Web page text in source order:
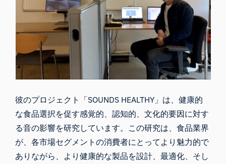
彼のプロジェクト「SOUNDS HEALTHY 」は、健康的
な食品選択を促す感覚的、認知的、文化的要因に対す
る音の影響を研究しています。この研究は、食品業界
が、各市場セグメントの消費者にとってより魅力的で
ありながら、より健康的な製品を設計、最適化、そし